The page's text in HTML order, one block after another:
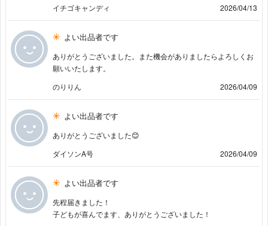
イチゴキャンディ 2026/04/13
よい出品者です
ありがとうございました。また機会がありましたらよろしくお
願いいたします。
のりりん
2026/04/09
よい出品者です
ありがとうございました😊
ダイソンA号
2026/04/09
よい出品者です
先程届きました！
子どもが喜んでます、ありがとうございました！